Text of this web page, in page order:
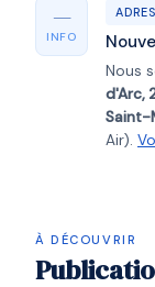
—
INFO
Nous
d'Arc,
Saint-
Air).
À DÉCOUVRIR